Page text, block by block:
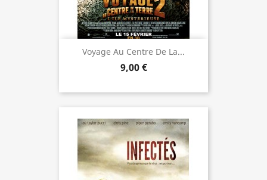
Voyage Au Centre De La...
9,00 €